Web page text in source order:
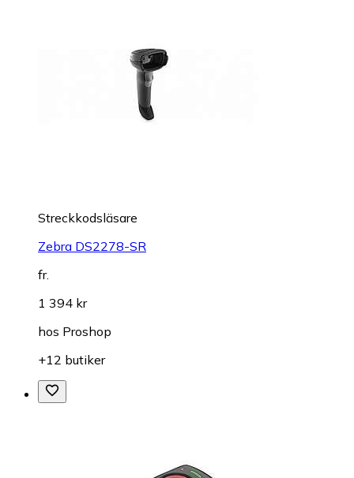
Streckkodsläsare
Zebra DS2278-SR
fr.
1 394 kr
hos Proshop
+12 butiker